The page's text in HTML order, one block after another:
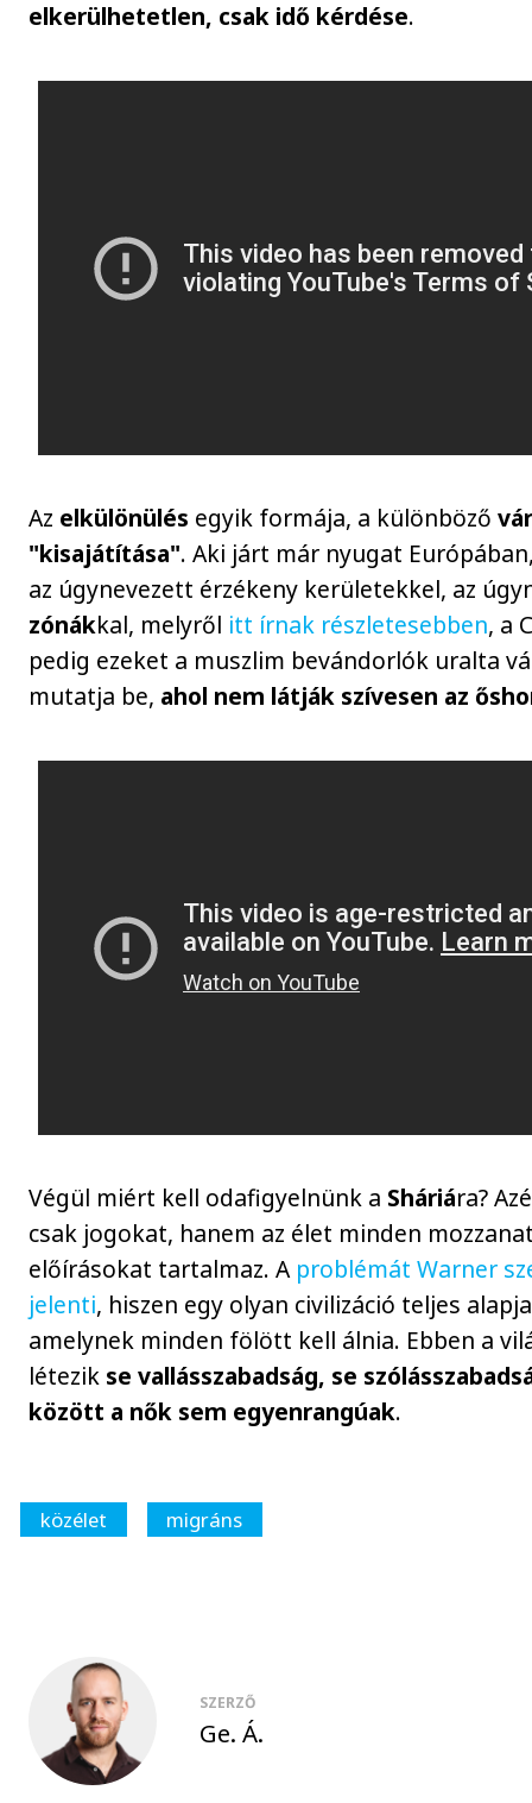
elkerülhetetlen, csak idő kérdése.
Az elkülönülés egyik formája, a különböző
"kisajátítása". Aki járt már nyugat
az úgynevezett érzékeny kerületekkel, az
zónákkal, melyről itt írnak részletesebben, a
pedig ezeket a muszlim bevándorlók uralta
mutatja be, ahol nem látják szívesen az
Végül miért kell odafigyelnünk a Sháriára?
csak jogokat, hanem az élet minden
előírásokat tartalmaz. A problémát Warner
jelenti, hiszen egy olyan civilizáció teljes
amelynek minden fölött kell álnia. Ebben a
létezik se vallásszabadság, se
között a nők sem egyenrangúak.
közélet migráns
SZERZŐ
Ge. Á.